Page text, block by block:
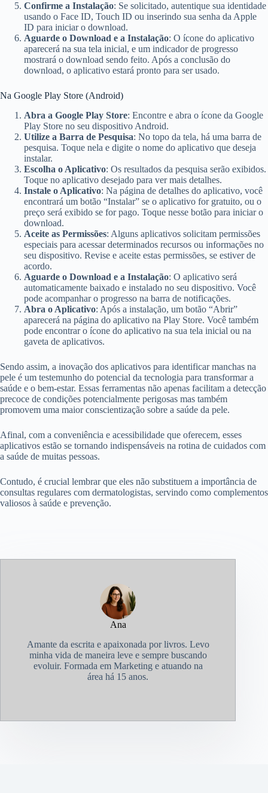
Confirme a Instalação: Se solicitado, autentique sua identidade
usando o Face ID, Touch ID ou inserindo sua senha da Apple
ID para iniciar o download.
Aguarde o Download e a Instalação: O ícone do aplicativo
aparecerá na sua tela inicial, e um indicador de progresso
mostrará o download sendo feito. Após a conclusão do
download, o aplicativo estará pronto para ser usado.
Na Google Play Store (Android)
Abra a Google Play Store: Encontre e abra o ícone da Google
Play Store no seu dispositivo Android.
Utilize a Barra de Pesquisa: No topo da tela, há uma barra de
pesquisa. Toque nela e digite o nome do aplicativo que deseja
instalar.
Escolha o Aplicativo: Os resultados da pesquisa serão exibidos.
Toque no aplicativo desejado para ver mais detalhes.
Instale o Aplicativo: Na página de detalhes do aplicativo, você
encontrará um botão “Instalar” se o aplicativo for gratuito, ou o
preço será exibido se for pago. Toque nesse botão para iniciar o
download.
Aceite as Permissões: Alguns aplicativos solicitam permissões
especiais para acessar determinados recursos ou informações no
seu dispositivo. Revise e aceite estas permissões, se estiver de
acordo.
Aguarde o Download e a Instalação: O aplicativo será
automaticamente baixado e instalado no seu dispositivo. Você
pode acompanhar o progresso na barra de notificações.
Abra o Aplicativo: Após a instalação, um botão “Abrir”
aparecerá na página do aplicativo na Play Store. Você também
pode encontrar o ícone do aplicativo na sua tela inicial ou na
gaveta de aplicativos.
Sendo assim, a inovação dos aplicativos para identificar manchas na
pele é um testemunho do potencial da tecnologia para transformar a
saúde e o bem-estar. Essas ferramentas não apenas facilitam a detecção
precoce de condições potencialmente perigosas mas também
promovem uma maior conscientização sobre a saúde da pele.
Afinal, com a conveniência e acessibilidade que oferecem, esses
aplicativos estão se tornando indispensáveis na rotina de cuidados com
a saúde de muitas pessoas.
Contudo, é crucial lembrar que eles não substituem a importância de
consultas regulares com dermatologistas, servindo como complementos
valiosos à saúde e prevenção.
Ana
Amante da escrita e apaixonada por livros. Levo
minha vida de maneira leve e sempre buscando
evoluir. Formada em Marketing e atuando na
área há 15 anos.